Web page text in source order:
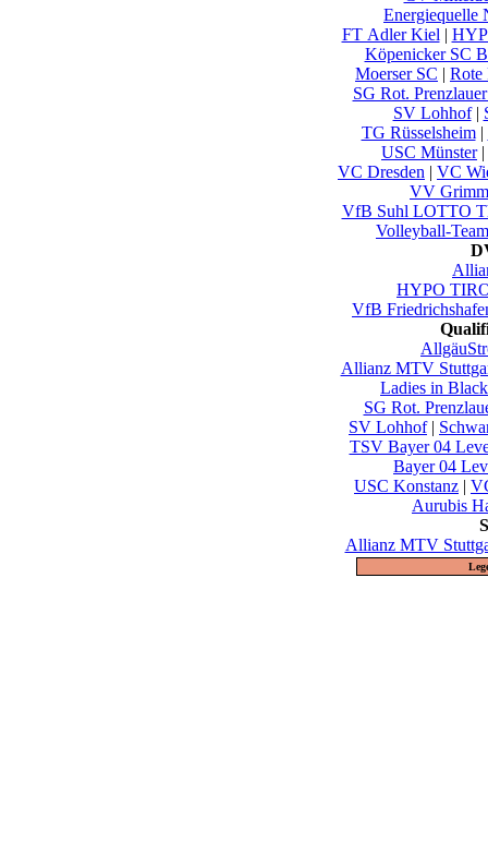
Energiequelle
FT Adler Kiel |
Köpenicker SC
Moerser SC | Rote
SG Rot.
SV Lohhof|
TG Rüsselsheim|
USC Münster|
VC Dresden | VC
VV
VfB Suhl LOTTO
Volleyball-
HYPO
VfB
Allianz MTV
Ladies in
SG Rot.
SV Lohhof|
TSV Bayer 04
Bayer 04
USC Konstanz |
Aurubis
Allianz MTV